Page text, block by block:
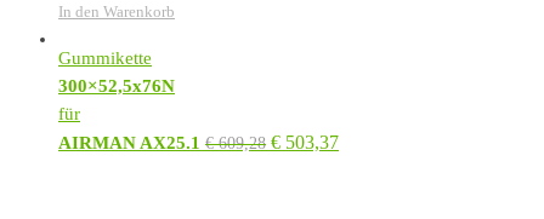
In den Warenkorb
Gummikette
300×52,5x76N
für
AIRMAN AX25.1 €609,28 € 503,37